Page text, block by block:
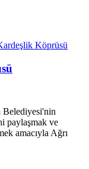
Köprüsü
Belediyesi'nin
paylaşmak ve
amacıyla Ağrı